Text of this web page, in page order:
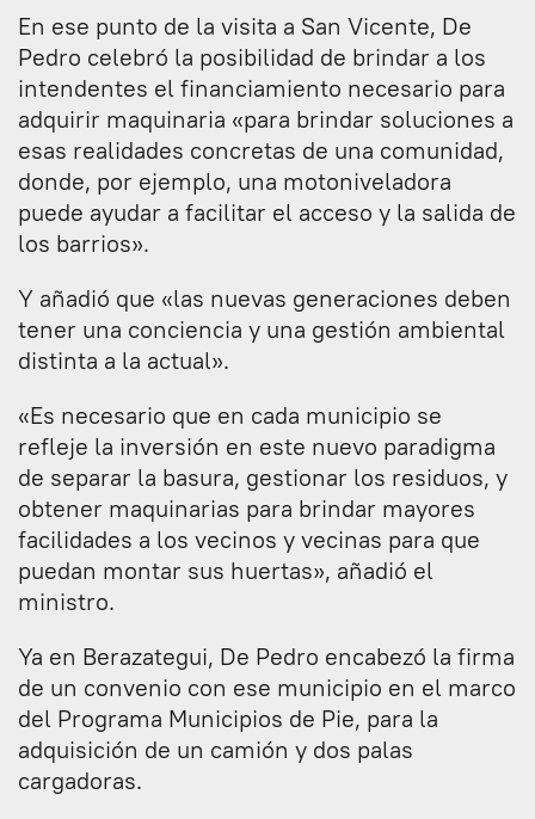
En ese punto de la visita a San Vicente, De
Pedro celebró la posibilidad de brindar a los
intendentes el financiamiento necesario para
adquirir maquinaria «para brindar soluciones a
esas realidades concretas de una comunidad,
donde, por ejemplo, una motoniveladora
puede ayudar a facilitar el acceso y la salida de
los barrios».
Y añadió que «las nuevas generaciones deben
tener una conciencia y una gestión ambiental
distinta a la actual».
«Es necesario que en cada municipio se
refleje la inversión en este nuevo paradigma
de separar la basura, gestionar los residuos, y
obtener maquinarias para brindar mayores
facilidades a los vecinos y vecinas para que
puedan montar sus huertas», añadió el
ministro.
Ya en Berazategui, De Pedro encabezó la firma
de un convenio con ese municipio en el marco
del Programa Municipios de Pie, para la
adquisición de un camión y dos palas
cargadoras.